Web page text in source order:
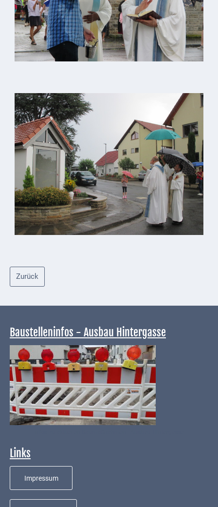
Zurück
Baustelleninfos - Ausbau Hintergasse
Links
Impressum